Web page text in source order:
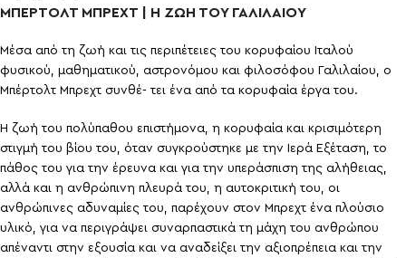
MΠΕΡΤΟΛΤ ΜΠΡΕΧΤ | Η ΖΩΗ ΤΟΥ ΓΑΛΙΛΑΙΟΥ
Μέσα από τη ζωή και τις περιπέτειες του κορυφαίου Ιταλού
φυσικού, μαθηματικού, αστρονόμου και φιλοσόφου Γαλιλαίου, ο
Μπέρτολτ Μπρεχτ συνθέ- τει ένα από τα κορυφαία έργα του.
Η ζωή του πολύπαθου επιστήμονα, η κορυφαία και κρισιμότερη
στιγμή του βίου του, όταν συγκρούστηκε με την Ιερά Εξέταση, το
πάθος του για την έρευνα και για την υπεράσπιση της αλήθειας,
αλλά και η ανθρώπινη πλευρά του, η αυτοκριτική του, οι
ανθρώπινες αδυναμίες του, παρέχουν στον Μπρεχτ ένα πλούσιο
υλικό, για να περιγράψει συναρπαστικά τη μάχη του ανθρώπου
απέναντι στην εξουσία και να αναδείξει την αξιοπρέπεια και την